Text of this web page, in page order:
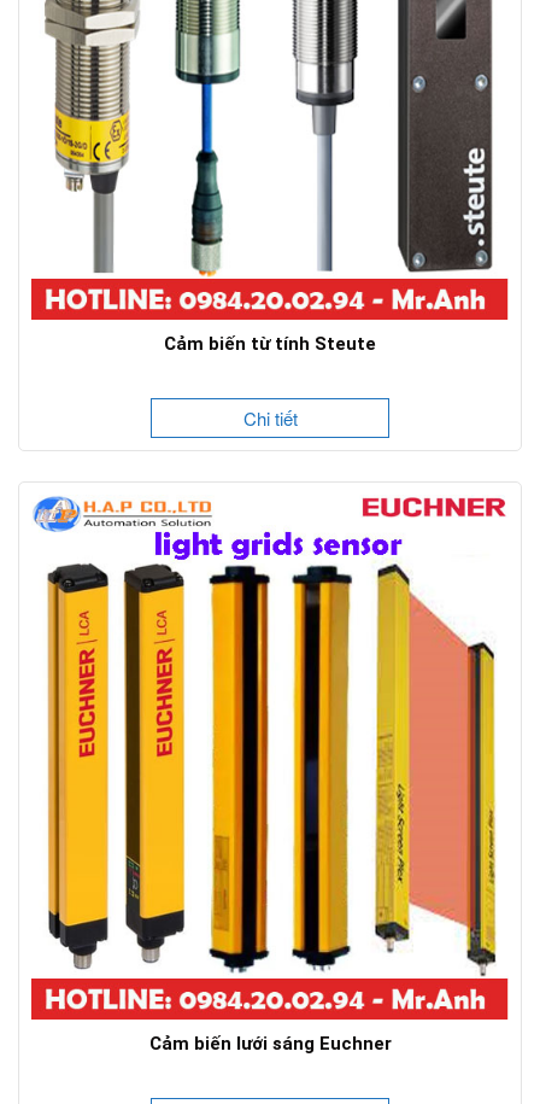
Cảm biến từ tính Steute
Chi tiết
Cảm biến lưới sáng Euchner